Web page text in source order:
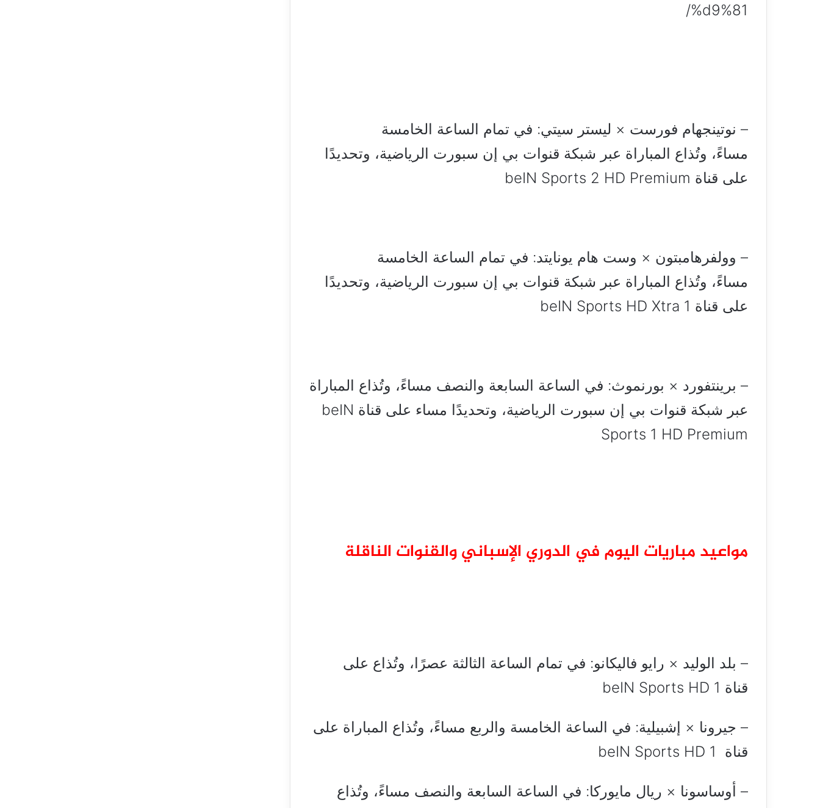
%d9%81/
– نوتينجهام فورست × ليستر سيتي: في تمام الساعة الخامسة
مساءً، وتُذاع المباراة عبر شبكة قنوات بي إن سبورت الرياضية، وتحديدًا
على قناة beIN Sports 2 HD Premium
– وولفرهامبتون × وست هام يونايتد: في تمام الساعة الخامسة
مساءً، وتُذاع المباراة عبر شبكة قنوات بي إن سبورت الرياضية، وتحديدًا
على قناة beIN Sports HD Xtra 1
– برينتفورد × بورنموث: في الساعة السابعة والنصف مساءً، وتُذاع المباراة
عبر شبكة قنوات بي إن سبورت الرياضية، وتحديدًا مساء على قناة beIN
Sports 1 HD Premium
مواعيد مباريات اليوم في الدوري الإسباني والقنوات الناقلة
– بلد الوليد × رايو فاليكانو: في تمام الساعة الثالثة عصرًا، وتُذاع على
قناة beIN Sports HD 1
– جيرونا × إشبيلية: في الساعة الخامسة والربع مساءً، وتُذاع المباراة على
قناة beIN Sports HD 1
– أوساسونا × ريال مايوركا: في الساعة السابعة والنصف مساءً، وتُذاع